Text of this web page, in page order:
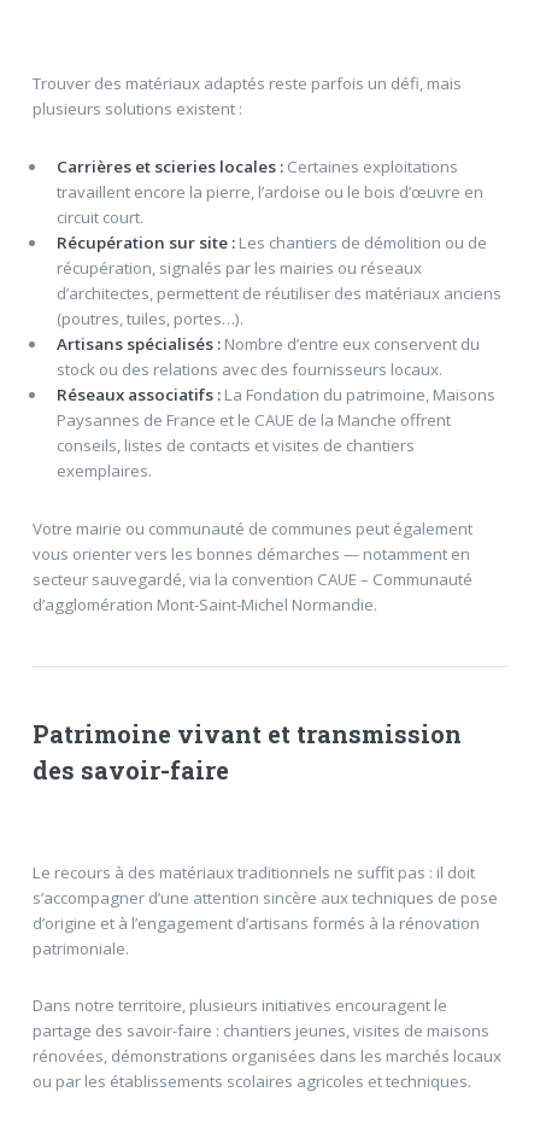
Trouver des matériaux adaptés reste parfois un défi, mais
plusieurs solutions existent :
Carrières et scieries locales :Certaines exploitations
travaillent encore la pierre, l’ardoise ou le bois d’œuvre en
circuit court.
Récupération sur site :Les chantiers de démolition ou de
récupération, signalés par les mairies ou réseaux
d’architectes, permettent de réutiliser des matériaux anciens
(poutres, tuiles, portes…).
Artisans spécialisés :Nombre d’entre eux conservent du
stock ou des relations avec des fournisseurs locaux.
Réseaux associatifs :La Fondation du patrimoine, Maisons
Paysannes de France et le CAUE de la Manche offrent
conseils, listes de contacts et visites de chantiers
exemplaires.
Votre mairie ou communauté de communes peut également
vous orienter vers les bonnes démarches — notamment en
secteur sauvegardé, via la convention CAUE – Communauté
d’agglomération Mont-Saint-Michel Normandie.
Patrimoine vivant et transmission
des savoir-faire
Le recours à des matériaux traditionnels ne suffit pas : il doit
s’accompagner d’une attention sincère aux techniques de pose
d’origine et à l’engagement d’artisans formés à la rénovation
patrimoniale.
Dans notre territoire, plusieurs initiatives encouragent le
partage des savoir-faire : chantiers jeunes, visites de maisons
rénovées, démonstrations organisées dans les marchés locaux
ou par les établissements scolaires agricoles et techniques.